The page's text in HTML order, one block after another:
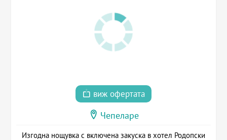
виж офертата
Чепеларе
Изгодна нощувка с включена закуска в хотел Родопски